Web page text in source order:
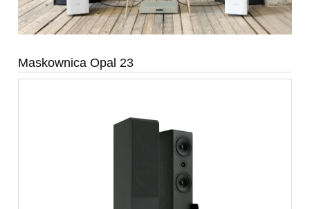
Maskownica Opal 23